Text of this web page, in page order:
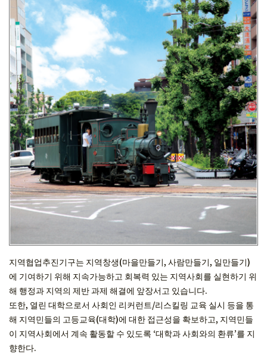
지역협업추진기구는 지역창생(마을만들기, 사람만들기, 일만들기)
에 기여하기 위해 지속가능하고 회복력 있는 지역사회를 실현하기 위
해 행정과 지역의 제반 과제 해결에 앞장서고 있습니다.
또한, 열린 대학으로서 사회인 리커런트/리스킬링 교육 실시 등을 통
해 지역민들의 고등교육(대학)에 대한 접근성을 확보하고, 지역민들
이 지역사회에서 계속 활동할 수 있도록 ‘대학과 사회와의 환류’를 지
향한다.